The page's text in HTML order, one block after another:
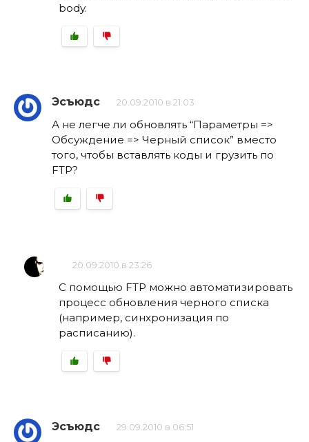
body.
Эсъюдс 20.09.2010 в 21:03
А не легче ли обновлять “Параметры =>
Обсуждение => Черный список” вместо
того, чтобы вставлять коды и грузить по
FTP?
20.09.2010 в 23:26
С помощью FTP можно автоматизировать
процесс обновления черного списка
(например, синхронизация по
расписанию).
Эсъюдс 29.09.2010 в 06:51